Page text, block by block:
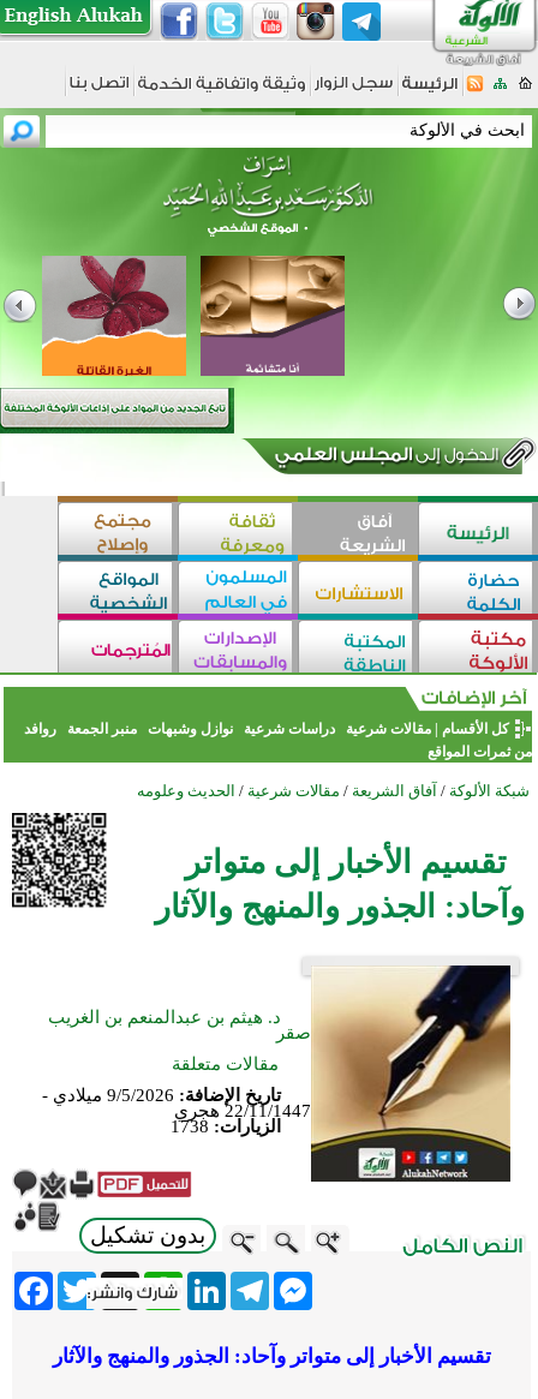
كل الأقسام |مقالات شرعية دراسات شرعية نوازل وشبهات منبر الجمعة
روافد
من ثمرات المواقع
شبكة الألوكة / آفاق الشريعة / مقالات شرعية / الحديث وعلومه
تقسيم الأخبار إلى متواتر
وآحاد: الجذور والمنهج والآثار
د. هيثم بن عبدالمنعم بن الغريب
صقر
مقالات متعلقة
تاريخ الإضافة:
9/5/2026 ميلادي -
22/11/1447 هجري
الزيارات: 1738
بدون تشكيل
Twitter X
WhatsApp
LinkedInTelegram
Messenger
تقسيم الأخبار إلى متواتر وآحاد: الجذور والمنهج والآثار